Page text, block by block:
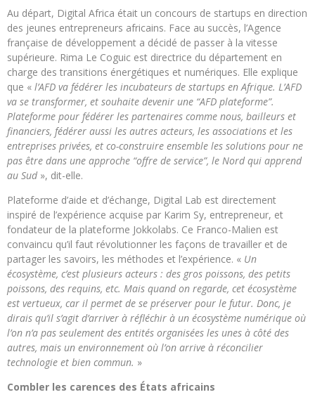
Au départ, Digital Africa était un concours de startups en direction
des jeunes entrepreneurs africains. Face au succès, l’Agence
française de développement a décidé de passer à la vitesse
supérieure. Rima Le Coguic est directrice du département en
charge des transitions énergétiques et numériques. Elle explique
que « l’AFD va fédérer les incubateurs de startups en Afrique. L’AFD
va se transformer, et souhaite devenir une “AFD plateforme”.
Plateforme pour fédérer les partenaires comme nous, bailleurs et
financiers, fédérer aussi les autres acteurs, les associations et les
entreprises privées, et co-construire ensemble les solutions pour ne
pas être dans une approche “offre de service”, le Nord qui apprend
au Sud », dit-elle.
Plateforme d’aide et d’échange, Digital Lab est directement
inspiré de l’expérience acquise par Karim Sy, entrepreneur, et
fondateur de la plateforme Jokkolabs. Ce Franco-Malien est
convaincu qu’il faut révolutionner les façons de travailler et de
partager les savoirs, les méthodes et l’expérience. « Un
écosystème, c’est plusieurs acteurs : des gros poissons, des petits
poissons, des requins, etc. Mais quand on regarde, cet écosystème
est vertueux, car il permet de se préserver pour le futur. Donc, je
dirais qu’il s’agit d’arriver à réfléchir à un écosystème numérique où
l’on n’a pas seulement des entités organisées les unes à côté des
autres, mais un environnement où l’on arrive à réconcilier
technologie et bien commun. »
Combler les carences des États africains